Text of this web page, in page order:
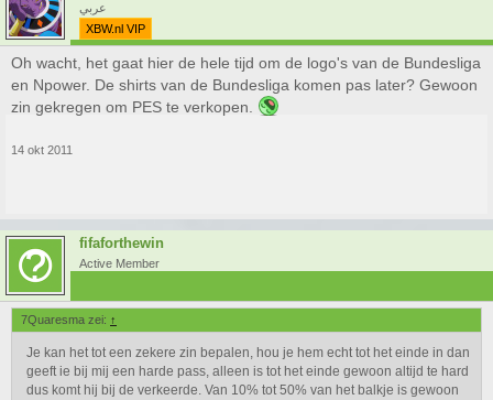
عربي
XBW.nl VIP
Oh wacht, het gaat hier de hele tijd om de logo's van de Bundesliga
en Npower. De shirts van de Bundesliga komen pas later? Gewoon
zin gekregen om PES te verkopen.
14 okt 2011
fifaforthewin
Active Member
7Quaresma zei: ↑
Je kan het tot een zekere zin bepalen, hou je hem echt tot het einde in dan
geeft ie bij mij een harde pass, alleen is tot het einde gewoon altijd te hard
dus komt hij bij de verkeerde. Van 10% tot 50% van het balkje is gewoon